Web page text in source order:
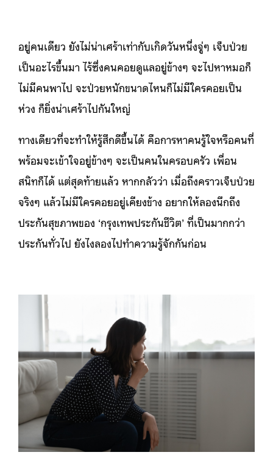
อยู่คนเดียว ยังไม่น่าเศร้าเท่ากับเกิดวันหนึ่งจู่ๆ เจ็บป่วย
เป็นอะไรขึ้นมา ไร้ซึ่งคนคอยดูแลอยู่ข้างๆ จะไปหาหมอก็
ไม่มีคนพาไป จะป่วยหนักขนาดไหนก็ไม่มีใครคอยเป็น
ห่วง ก็ยิ่งน่าเศร้าไปกันใหญ่
ทางเดียวที่จะทำให้รู้สึกดีขึ้นได้ คือการหาคนรู้ใจหรือคนที่
พร้อมจะเข้าใจอยู่ข้างๆ จะเป็นคนในครอบครัว เพื่อน
สนิทก็ได้ แต่สุดท้ายแล้ว หากกลัวว่า เมื่อถึงคราวเจ็บป่วย
จริงๆ แล้วไม่มีใครคอยอยู่เคียงข้าง อยากให้ลองนึกถึง
ประกันสุขภาพของ ‘กรุงเทพประกันชีวิต’ ที่เป็นมากกว่า
ประกันทั่วไป ยังไงลองไปทำความรู้จักกันก่อน